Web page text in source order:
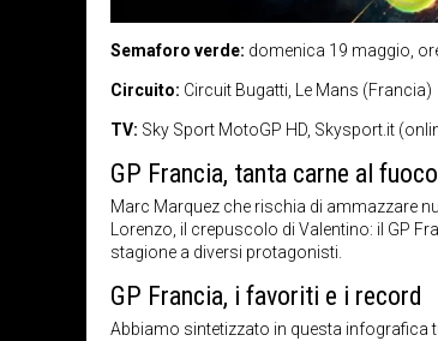
Semaforo verde: domenica 19 maggio,
Circuito: Circuit Bugatti, Le Mans (Francia)
TV: Sky Sport MotoGP HD, Skysport.it
GP Francia, tanta carne al fuoco
Marc Marquez che rischia di ammazzare
Lorenzo, il crepuscolo di Valentino: il GP
stagione a diversi protagonisti.
GP Francia, i favoriti e i record
Abbiamo sintetizzato in questa infografica